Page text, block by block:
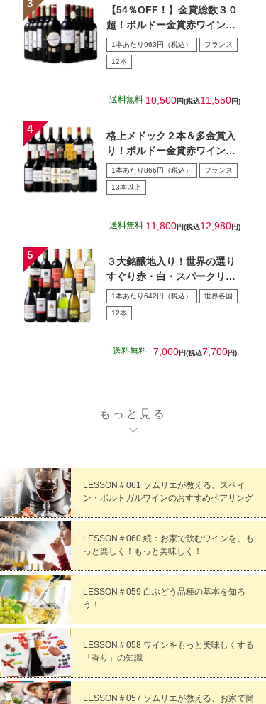
【54％OFF！】金賞総数３０
超！ボルドー金賞赤ワイン１
２本セット 第１5弾
1本あたり963円（税込） フランス
12本
送料無料 10,500円(税込11,550円)
格上メドック２本＆多金賞入
り！ボルドー金賞赤ワイン１
５本セット 第28弾
1本あたり866円（税込） フランス
13本以上
送料無料 11,800円(税込12,980円)
３大銘醸地入り！世界の選り
すぐり赤・白・スパークリン
グワイン飲み比べ１2本セッ
ト…
1本あたり642円（税込） 世界各国
12本
送料無料 7,000円(税込7,700円)
もっと見る
LESSON＃061 ソムリエが教える、スペイ
ン・ポルトガルワインのおすすめペアリング
LESSON＃060 続：お家で飲むワインを、も
っと楽しく！もっと美味しく！
LESSON＃059 白ぶどう品種の基本を知ろ
う！
LESSON＃058 ワインをもっと美味しくする
「香り」の知識
LESSON＃057 ソムリエが教える、お家で簡